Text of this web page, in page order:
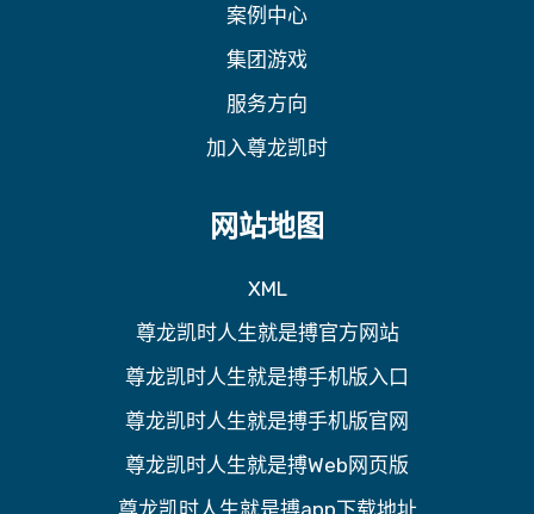
案例中心
集团游戏
服务方向
加入尊龙凯时
网站地图
XML
尊龙凯时人生就是搏官方网站
尊龙凯时人生就是搏手机版入口
尊龙凯时人生就是搏手机版官网
尊龙凯时人生就是搏Web网页版
尊龙凯时人生就是搏app下载地址